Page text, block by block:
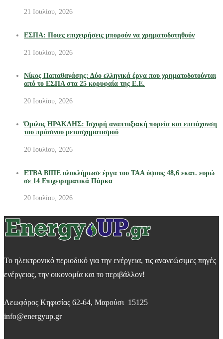
21 Ιουλίου, 2026
ΕΣΠΑ: Ποιες επιχειρήσεις μπορούν να χρηματοδοτηθούν
21 Ιουλίου, 2026
Νίκος Παπαθανάσης: Δύο ελληνικά έργα που χρηματοδοτούνται
από το ΕΣΠΑ στα 25 κορυφαία της Ε.Ε.
20 Ιουλίου, 2026
Όμιλος ΗΡΑΚΛΗΣ: Ισχυρή αναπτυξιακή πορεία και επιτάχυνση
του πράσινου μετασχηματισμού
20 Ιουλίου, 2026
ΕΤΒΑ ΒΙΠΕ ολοκλήρωσε έργα του ΤΑΑ ύψους 48,6 εκατ. ευρώ
σε 14 Επιχειρηματικά Πάρκα
20 Ιουλίου, 2026
Το ηλεκτρονικό περιοδικό για την ενέργεια, τις ανανεώσιμες πηγές
ενέργειας, την οικονομία και το περιβάλλον!
Λεωφόρος Κηφισίας 62-64, Μαρούσι 15125
info@energyup.gr